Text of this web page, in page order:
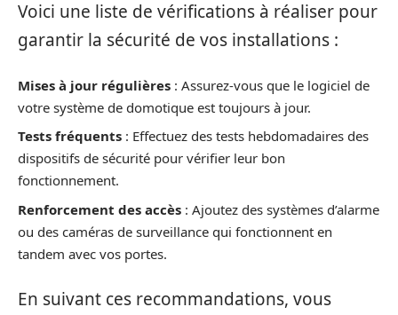
Voici une liste de vérifications à réaliser pour
garantir la sécurité de vos installations :
Mises à jour régulières : Assurez-vous que le logiciel de
votre système de domotique est toujours à jour.
Tests fréquents : Effectuez des tests hebdomadaires des
dispositifs de sécurité pour vérifier leur bon
fonctionnement.
Renforcement des accès : Ajoutez des systèmes d’alarme
ou des caméras de surveillance qui fonctionnent en
tandem avec vos portes.
En suivant ces recommandations, vous